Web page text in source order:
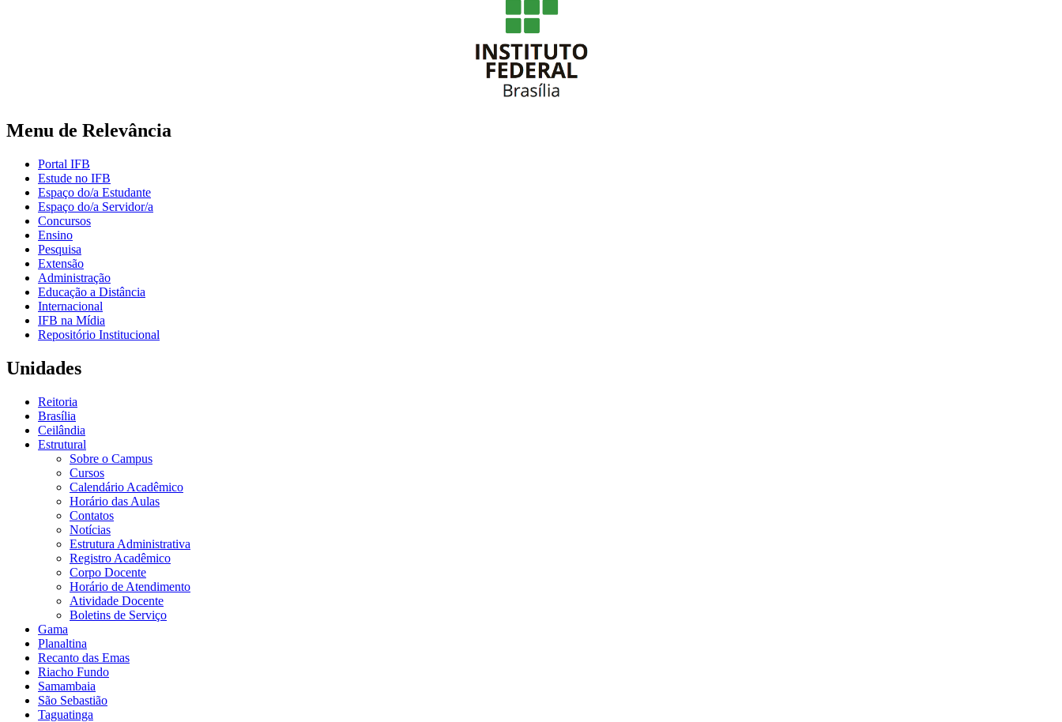
Menu de Relevância
Portal IFB
Estude no IFB
Espaço do/a Estudante
Espaço do/a Servidor/a
Concursos
Ensino
Pesquisa
Extensão
Administração
Educação a Distância
Internacional
IFB na Mídia
Repositório Institucional
Unidades
Reitoria
Brasília
Ceilândia
Estrutural
Sobre o Campus
Cursos
Calendário Acadêmico
Horário das Aulas
Contatos
Notícias
Estrutura Administrativa
Registro Acadêmico
Corpo Docente
Horário de Atendimento
Atividade Docente
Boletins de Serviço
Gama
Planaltina
Recanto das Emas
Riacho Fundo
Samambaia
São Sebastião
Taguatinga